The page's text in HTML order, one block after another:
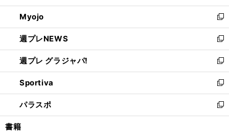
開
く
ウ
で
開
く
ン
ド
ウ
で
開
く
ウ
ィ
ン
ド
ウ
で
開
く
Myojo
新
し
い
ウ
ィ
ン
ド
ウ
で
開
週プレNEWS
新
し
い
ウ
ィ
ン
ド
ウ
週プレ グラジャパ!
新
し
い
ウ
ィ
ン
Sportiva
新
し
い
ウ
パラスポ
新
し
書籍